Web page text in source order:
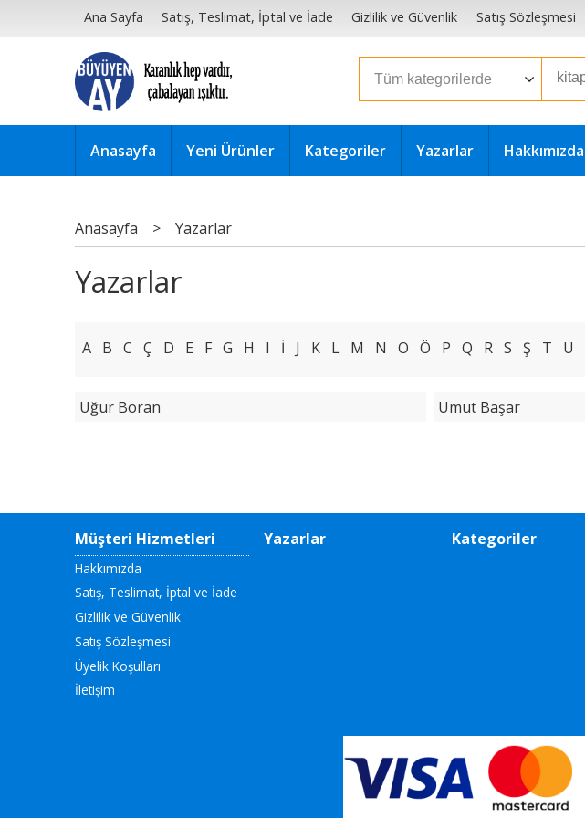
Ana Sayfa Satış, Teslimat, İptal ve İade Gizlilik ve Güvenlik Satış Sözleşmesi
Anasayfa Yeni Ürünler Kategoriler Yazarlar Hakkımızda
Anasayfa > Yazarlar
Yazarlar
A B C Ç D E F G H I İ J K L M N O Ö P Q R S Ş T U
Uğur Boran Umut Başar
Müşteri Hizmetleri
Hakkımızda
Satış, Teslimat, İptal ve İade
Gizlilik ve Güvenlik
Satış Sözleşmesi
Üyelik Koşulları
İletişim
Yazarlar Kategoriler